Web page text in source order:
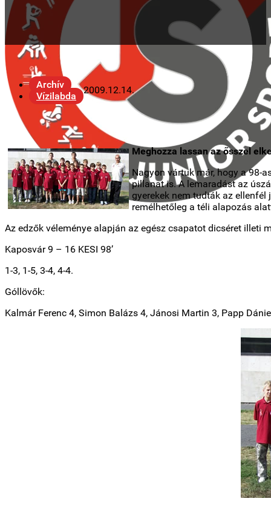
Archív
Vízilabda
2009.12.14.
Meghozza lassan az ősszel
Nagyon vártuk már, hogy a 98-
pillanat is. A lemaradást az
gyerekek nem tudták az
remélhetőleg a téli alapozás
Az edzők véleménye alapján az egész csapatot dicséret illeti
Kaposvár 9 – 16 KESI 98’
1-3, 1-5, 3-4, 4-4.
Góllövők:
Kalmár Ferenc 4, Simon Balázs 4, Jánosi Martin 3, Papp